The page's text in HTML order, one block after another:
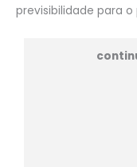
previsibilidade para o